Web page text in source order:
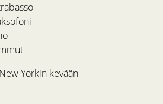
Yorkin kevään